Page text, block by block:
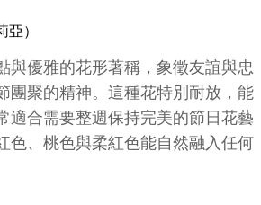
）
與優雅的花形著稱，象徵友誼與忠
團聚的精神。這種花特別耐放，能
適合需要整週保持完美的節日花藝
色、桃色與柔紅色能自然融入任何